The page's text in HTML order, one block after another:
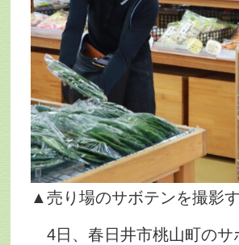
▲売り場のサボテンを撮影
4日、春日井市桃山町のサ